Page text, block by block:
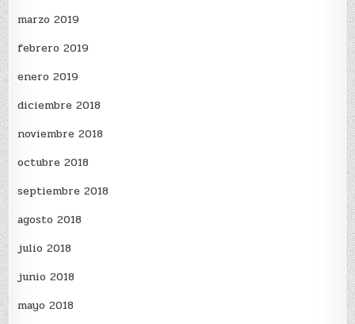
marzo 2019
febrero 2019
enero 2019
diciembre 2018
noviembre 2018
octubre 2018
septiembre 2018
agosto 2018
julio 2018
junio 2018
mayo 2018